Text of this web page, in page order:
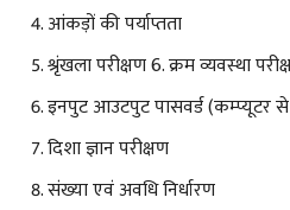
आंकड़ों की पर्याप्तता
श्रृंखला परीक्षण 6. क्रम व्यवस्था
इनपुट आउटपुट पासवर्ड (कम्प्यूटर
दिशा ज्ञान परीक्षण
संख्या एवं अवधि निर्धारण